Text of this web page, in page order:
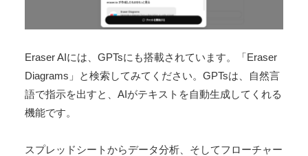
Eraser AIには、GPTsにも搭載されています。「Eraser
Diagrams」と検索してみてください。GPTsは、自然言
語で指示を出すと、AIがテキストを自動生成してくれる
機能です。
スプレッドシートからデータ分析、そしてフローチャー